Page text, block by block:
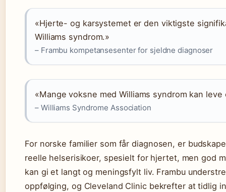
«Hjerte- og karsystemet er den viktigste
Williams syndrom.»
– Frambu kompetansesenter for sjeldne diagnoser
«Mange voksne med Williams syndrom kan
– Williams Syndrome Association
For norske familier som får diagnosen, er
reelle helserisikoer, spesielt for hjertet, men god
kan gi et langt og meningsfylt liv. Frambu
oppfølging, og Cleveland Clinic bekrefter at tidlig